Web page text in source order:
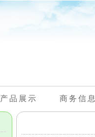
产品展示 商务信息